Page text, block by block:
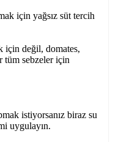
için yağsız süt tercih
için değil, domates,
tüm sebzeler için
istiyorsanız biraz su
uygulayın.